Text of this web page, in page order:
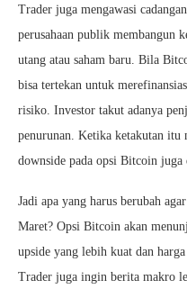
Trader juga mengawasi
perusahaan publik membangun
utang atau saham baru. Bila
bisa tertekan untuk
risiko. Investor takut adanya
penurunan. Ketika ketakutan itu
downside pada opsi Bitcoin juga
Jadi apa yang harus berubah
Maret? Opsi Bitcoin akan
upside yang lebih kuat dan
Trader juga ingin berita makro